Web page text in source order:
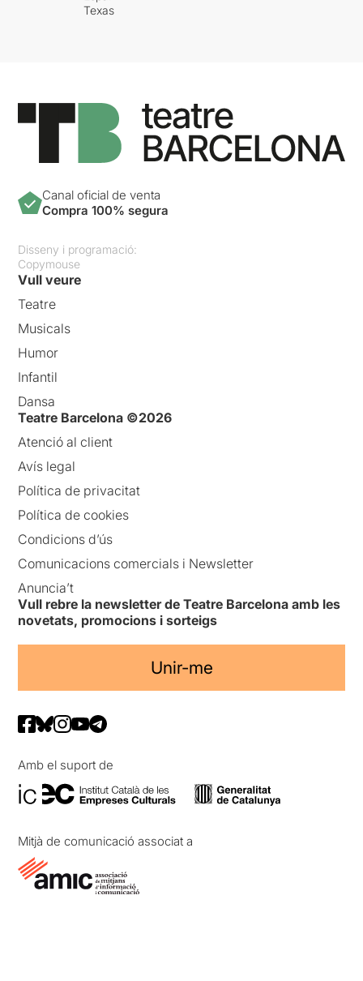
Texas
Canal oficial de venta
Compra 100% segura
Disseny i programació:
Copymouse
Vull veure
Teatre
Musicals
Humor
Infantil
Dansa
Teatre Barcelona ©2026
Atenció al client
Avís legal
Política de privacitat
Política de cookies
Condicions d’ús
Comunicacions comercials i Newsletter
Anuncia’t
Vull rebre la newsletter de Teatre Barcelona amb les
novetats, promocions i sorteigs
Unir-me
Amb el suport de
Mitjà de comunicació associat a